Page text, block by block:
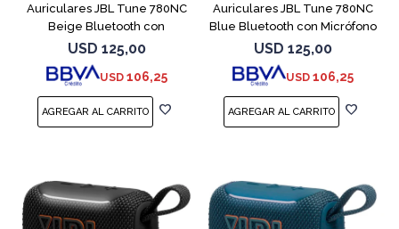
Auriculares JBL Tune 780NC
Beige Bluetooth con
Micrófono
USD 125,00
USD 106,25
Auriculares JBL Tune 780NC
Blue Bluetooth con Micrófono
USD 125,00
USD 106,25